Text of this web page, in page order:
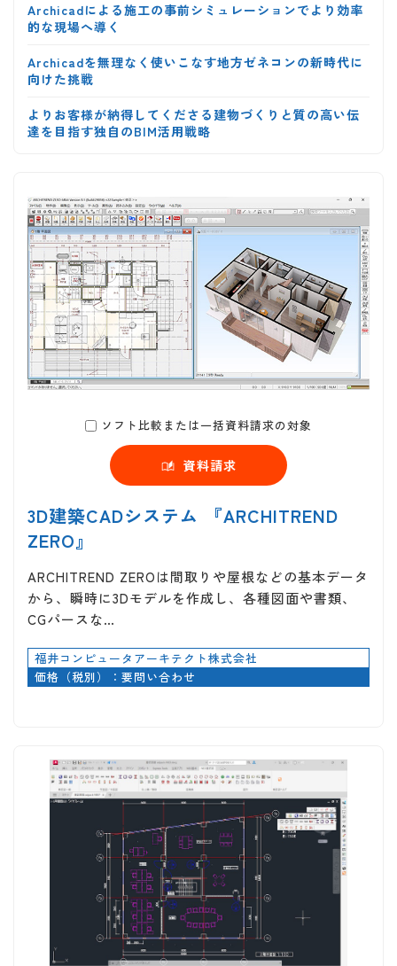
Archicadによる施工の事前シミュレーションでより効率
的な現場へ導く
Archicadを無理なく使いこなす地方ゼネコンの新時代に
向けた挑戦
よりお客様が納得してくださる建物づくりと質の高い伝
達を目指す独自のBIM活用戦略
ソフト比較または一括資料請求の対象
資料請求
3D建築CADシステム 『ARCHITREND
ZERO』
ARCHITREND ZEROは間取りや屋根などの基本データ
から、瞬時に3Dモデルを作成し、各種図面や書類、
CGパースな…
福井コンピュータアーキテクト株式会社
価格（税別）：要問い合わせ